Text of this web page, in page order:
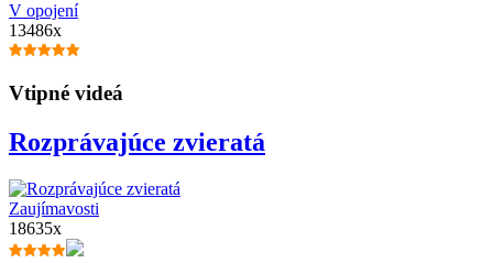
V opojení
13486x
Vtipné videá
Rozprávajúce zvieratá
Zaujímavosti
18635x